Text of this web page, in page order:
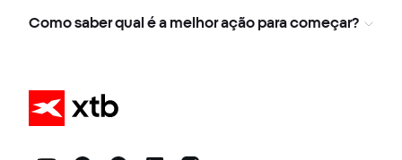
Como saber qual é a melhor ação para começar?